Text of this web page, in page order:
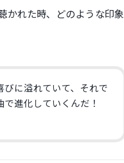
かれた時、どのような印象
に溢れていて、それで
進化していくんだ！